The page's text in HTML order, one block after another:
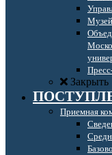
Закрыть
Приемная